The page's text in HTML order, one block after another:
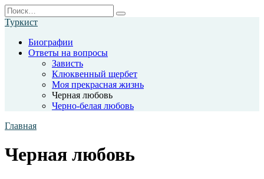
Перейти
к
содержанию
Search
for:
Туркист
Биографии
Ответы на вопросы
Зависть
Клюквенный щербет
Моя прекрасная жизнь
Черная любовь
Черно-белая любовь
Главная
Черная любовь